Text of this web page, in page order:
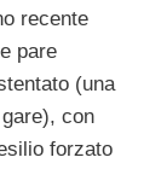
recente
pare
(una
con
forzato